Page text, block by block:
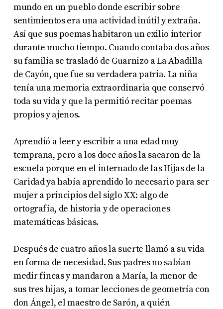
mundo en un pueblo donde escribir sobre
sentimientos era una actividad inútil y extraña.
Así que sus poemas habitaron un exilio interior
durante mucho tiempo. Cuando contaba dos años
su familia se trasladó de Guarnizo a La Abadilla
de Cayón, que fue su verdadera patria. La niña
tenía una memoria extraordinaria que conservó
toda su vida y que la permitió recitar poemas
propios y ajenos.
Aprendió a leer y escribir a una edad muy
temprana, pero a los doce años la sacaron de la
escuela porque en el internado de las Hijas de la
Caridad ya había aprendido lo necesario para ser
mujer a principios del siglo XX: algo de
ortografía, de historia y de operaciones
matemáticas básicas.
Después de cuatro años la suerte llamó a su vida
en forma de necesidad. Sus padres no sabían
medir fincas y mandaron a María, la menor de
sus tres hijas, a tomar lecciones de geometría con
don Ángel, el maestro de Sarón, a quién